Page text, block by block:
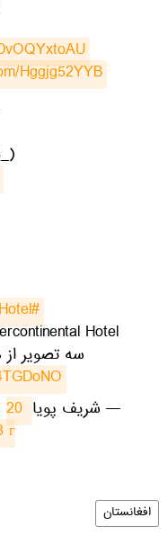
Hggjg52YYB
#Intercontinental_Hotel
Hotel"
سه تصویر از
— شریف پویاSharif Poya (@Sharifpoya_) 20
افغانستان